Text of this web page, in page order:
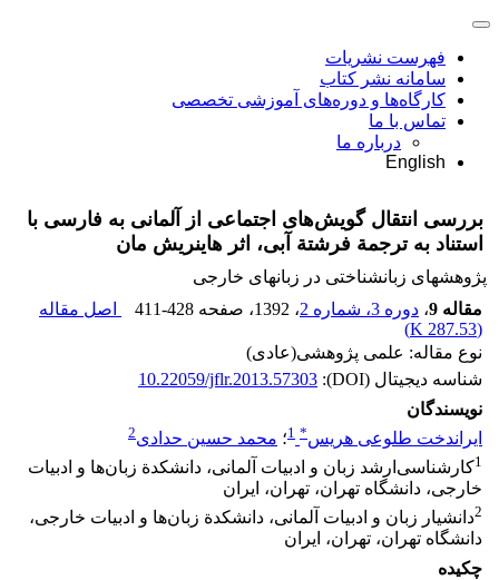
فهرست نشریات
سامانه نشر کتاب
کارگاه‌ها و دوره‌های آموزشی تخصصی
تماس با ما
درباره ما
English
بررسی انتقال گویش‌های اجتماعی از آلمانی به فارسی با
استناد به ترجمة فرشتة آبی، اثر هاینریش مان
پژوهشهای زبانشناختی در زبانهای خارجی
مقاله 9
، دوره 3، شماره 2 ، 1392 ، صفحه 411-428
اصل مقاله
(
287.53 K
)
نوع مقاله: علمی پژوهشی(عادی)
شناسه دیجیتال (DOI):
10.22059/jflr.2013.57303
نویسندگان
ایراندخت طلوعی هریس*
1؛ محمد حسین حدادی2
1کارشناسی‌ارشد زبان و ادبیات آلمانی،‌ دانشکدة زبان‌ها و ادبیات
خارجی، دانشگاه تهران،‌ تهران، ‌ایران
2دانشیار زبان و ادبیات آلمانی، ‌دانشکدة زبان‌ها و ادبیات خارجی،
دانشگاه تهران،‌ تهران، ‌ایران
چکیده